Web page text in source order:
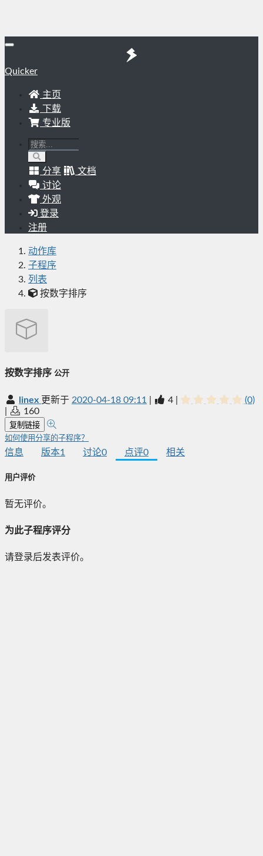
Quicker
主页
下载
专业版
分享
文档
讨论
外观
登录
注册
动作库
子程序
列表
按数字排序
按数字排序 公开
linex 更新于 2020-04-18 09:11 4
(0)
160
复制链接
如何使用分享的子程序？
信息 版本1 讨论0 点评0 相关
用户评价
暂无评价。
为此子程序评分
请登录后发表评价。